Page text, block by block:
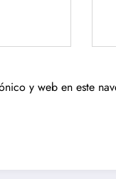
y web en este